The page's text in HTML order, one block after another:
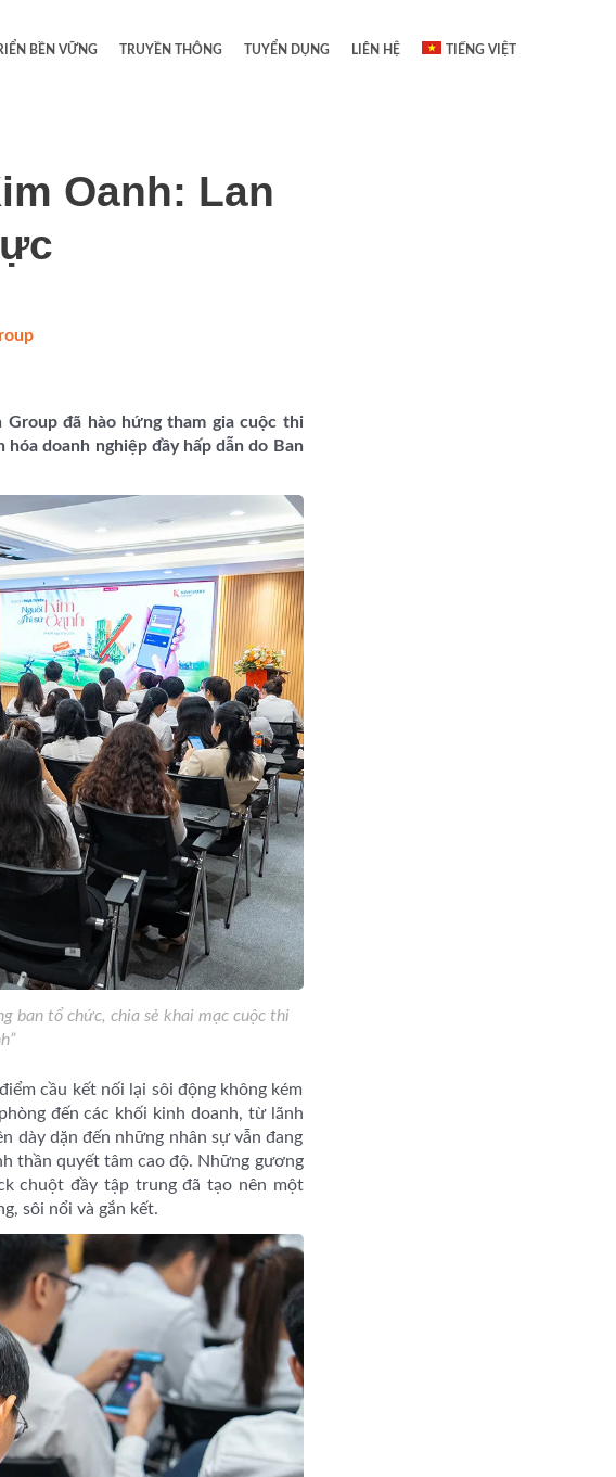
BỀN VỮNG TRUYỀN THÔNG TUYỂN DỤNG LIÊN HỆ TIẾNG VIỆT
Oanh: Lan
/
đã hào hứng tham gia cuộc thi
doanh nghiệp đầy hấp dẫn do Ban
ban tổ chức, chia sẻ khai mạc cuộc thi
cầu kết nối lại sôi động không kém
đến các khối kinh doanh, từ lãnh
dày dặn đến những nhân sự vẫn đang
thần quyết tâm cao độ. Những gương
chuột đầy tập trung đã tạo nên một
sôi nổi và gắn kết.